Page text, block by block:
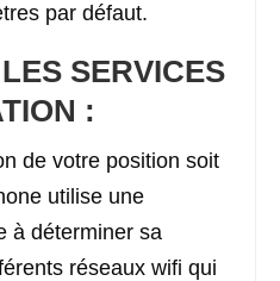
par défaut.
SERVICES
:
de votre position soit
utilise une
à déterminer sa
réseaux wifi qui